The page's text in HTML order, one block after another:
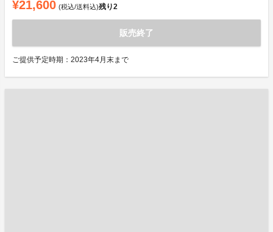
¥21,600 (税込/送料込)残り2
販売終了
ご提供予定時期：2023年4月末まで